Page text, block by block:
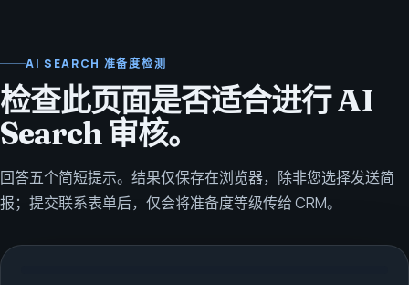
AI SEARCH 准备度检测
检查此页面是否适合进行 AI
Search 审核。
回答五个简短提示。结果仅保存在浏览器，除非您选择发送简
报；提交联系表单后，仅会将准备度等级传给 CRM。